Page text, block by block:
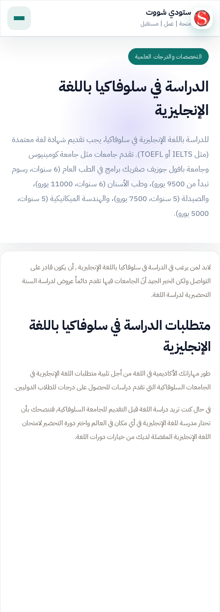
ستودي شووت
منحة | عمل | مستقبل
التخصصات والدرجات العلمية
الدراسة في سلوفاكيا باللغة
الإنجليزية
للدراسة باللغة الإنجليزية في سلوفاكيا، يجب تقديم شهادة لغة معتمدة
(مثل IELTS أو TOEFL). تقدم جامعات مثل جامعة كومينيوس
وجامعة بافول جوزيف صفريك برامج في الطب العام (6 سنوات، رسوم
تبدأ من 9500 يورو)، وطب الأسنان (6 سنوات، 11000 يورو)،
والصيدلة (5 سنوات، 7500 يورو)، والهندسة الميكانيكية (5 سنوات،
5000 يورو).
لابد لمن يرغب في الدراسة في سلوفاكيا باللغة الإنجليزية , أن يكون قادر على
التواصل ولكن الخبر الجيد أنّ الجامعات فيها تقدم دائماً عروض لدراسة السنة
التحضيرية لدراسة اللغة.
متطلبات الدراسة في سلوفاكيا باللغة
الإنجليزية
طور مهاراتك الأكاديمية في اللغة من أجل تلبية متطلبات اللغة الإنجليزية في
الجامعات السلوفاكية التي تقدم دراسات للحصول على درجات للطلاب الدوليين.
في حال كنت تريد دراسة اللغة قبل التقديم للجامعة السلوفاكية, فننصحك بأن
تحتار مدرسة للغة الإنجليزية في أي مكان في العالم واختر دورة التحضير لامتحان
اللغة الإنجليزية المفضلة لديك من خيارات دورات اللغة.